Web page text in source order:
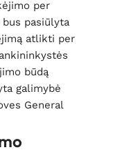
per
pasiūlyta
atlikti per
būdą
galimybė
General